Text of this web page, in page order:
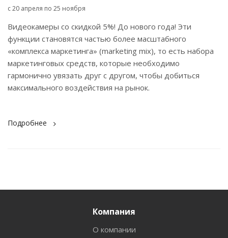
с 20 апреля по 25 ноября
Видеокамеры со скидкой 5%! До нового года! Эти
функции становятся частью более масштабного
«комплекса маркетинга» (marketing mix), то есть набора
маркетинговых средств, которые необходимо
гармонично увязать друг с другом, чтобы добиться
максимального воздействия на рынок.
Подробнее
Компания
О компании